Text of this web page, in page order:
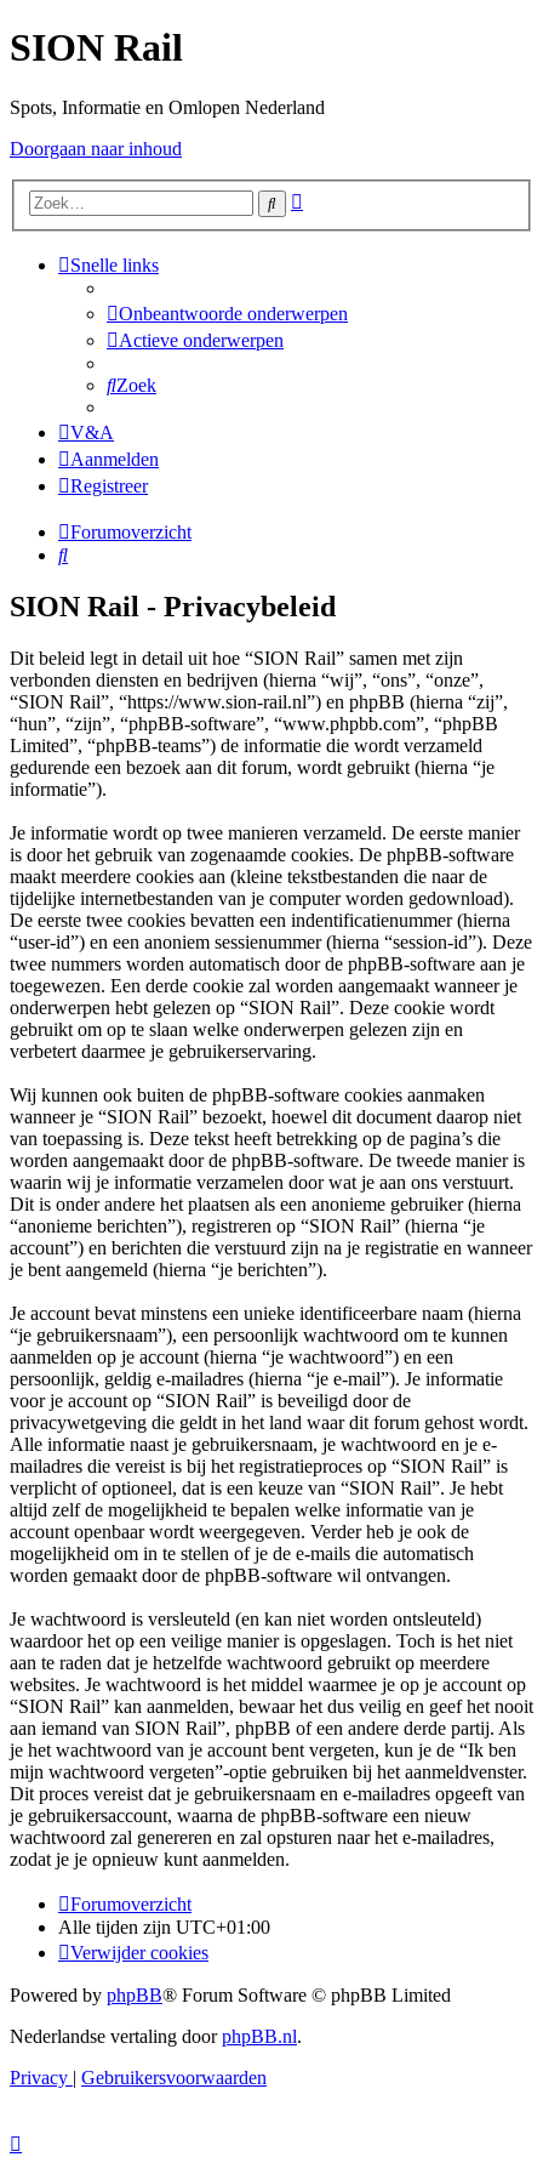
SION Rail
Spots, Informatie en Omlopen Nederland
Doorgaan naar inhoud
Zoek
Snelle links
Onbeantwoorde onderwerpen
Actieve onderwerpen
Zoek
V&A
Aanmelden
Registreer
Forumoverzicht
Zoek
SION Rail - Privacybeleid
Dit beleid legt in detail uit hoe “SION Rail” samen met zijn
verbonden diensten en bedrijven (hierna “wij”, “ons”, “onze”,
“SION Rail”, “https://www.sion-rail.nl”) en phpBB (hierna “zij”,
“hun”, “zijn”, “phpBB-software”, “www.phpbb.com”, “phpBB
Limited”, “phpBB-teams”) de informatie die wordt verzameld
gedurende een bezoek aan dit forum, wordt gebruikt (hierna “je
informatie”).
Je informatie wordt op twee manieren verzameld. De eerste manier
is door het gebruik van zogenaamde cookies. De phpBB-software
maakt meerdere cookies aan (kleine tekstbestanden die naar de
tijdelijke internetbestanden van je computer worden gedownload).
De eerste twee cookies bevatten een indentificatienummer (hierna
“user-id”) en een anoniem sessienummer (hierna “session-id”). Deze
twee nummers worden automatisch door de phpBB-software aan je
toegewezen. Een derde cookie zal worden aangemaakt wanneer je
onderwerpen hebt gelezen op “SION Rail”. Deze cookie wordt
gebruikt om op te slaan welke onderwerpen gelezen zijn en
verbetert daarmee je gebruikerservaring.
Wij kunnen ook buiten de phpBB-software cookies aanmaken
wanneer je “SION Rail” bezoekt, hoewel dit document daarop niet
van toepassing is. Deze tekst heeft betrekking op de pagina’s die
worden aangemaakt door de phpBB-software. De tweede manier is
waarin wij je informatie verzamelen door wat je aan ons verstuurt.
Dit is onder andere het plaatsen als een anonieme gebruiker (hierna
“anonieme berichten”), registreren op “SION Rail” (hierna “je
account”) en berichten die verstuurd zijn na je registratie en wanneer
je bent aangemeld (hierna “je berichten”).
Je account bevat minstens een unieke identificeerbare naam (hierna
“je gebruikersnaam”), een persoonlijk wachtwoord om te kunnen
aanmelden op je account (hierna “je wachtwoord”) en een
persoonlijk, geldig e-mailadres (hierna “je e-mail”). Je informatie
voor je account op “SION Rail” is beveiligd door de
privacywetgeving die geldt in het land waar dit forum gehost wordt.
Alle informatie naast je gebruikersnaam, je wachtwoord en je e-
mailadres die vereist is bij het registratieproces op “SION Rail” is
verplicht of optioneel, dat is een keuze van “SION Rail”. Je hebt
altijd zelf de mogelijkheid te bepalen welke informatie van je
account openbaar wordt weergegeven. Verder heb je ook de
mogelijkheid om in te stellen of je de e-mails die automatisch
worden gemaakt door de phpBB-software wil ontvangen.
Je wachtwoord is versleuteld (en kan niet worden ontsleuteld)
waardoor het op een veilige manier is opgeslagen. Toch is het niet
aan te raden dat je hetzelfde wachtwoord gebruikt op meerdere
websites. Je wachtwoord is het middel waarmee je op je account op
“SION Rail” kan aanmelden, bewaar het dus veilig en geef het nooit
aan iemand van SION Rail”, phpBB of een andere derde partij. Als
je het wachtwoord van je account bent vergeten, kun je de “Ik ben
mijn wachtwoord vergeten”-optie gebruiken bij het aanmeldvenster.
Dit proces vereist dat je gebruikersnaam en e-mailadres opgeeft van
je gebruikersaccount, waarna de phpBB-software een nieuw
wachtwoord zal genereren en zal opsturen naar het e-mailadres,
zodat je je opnieuw kunt aanmelden.
Forumoverzicht
Alle tijden zijn UTC+01:00
Verwijder cookies
Powered by phpBB® Forum Software © phpBB Limited
Nederlandse vertaling doorphpBB.nl.
Privacy | Gebruikersvoorwaarden